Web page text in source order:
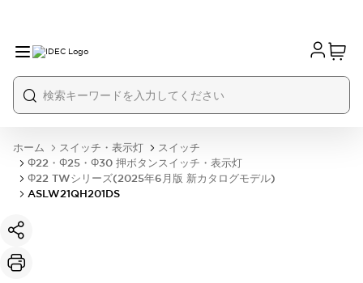
ホーム スイッチ・表示灯
スイッチ
Φ22・Φ25・Φ30 押ボタンスイッチ・表示灯
Φ22 TWシリーズ(2025年6月版 新カタログモデル)
ASLW21QH201DS